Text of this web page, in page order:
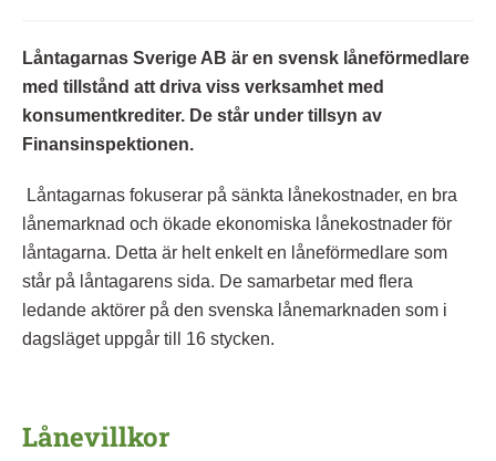
Låntagarnas Sverige AB är en svensk låneförmedlare
med tillstånd att driva viss verksamhet med
konsumentkrediter. De står under tillsyn av
Finansinspektionen.
Låntagarnas fokuserar på sänkta lånekostnader, en bra
lånemarknad och ökade ekonomiska lånekostnader för
låntagarna. Detta är helt enkelt en låneförmedlare som
står på låntagarens sida. De samarbetar med flera
ledande aktörer på den svenska lånemarknaden som i
dagsläget uppgår till 16 stycken.
Lånevillkor